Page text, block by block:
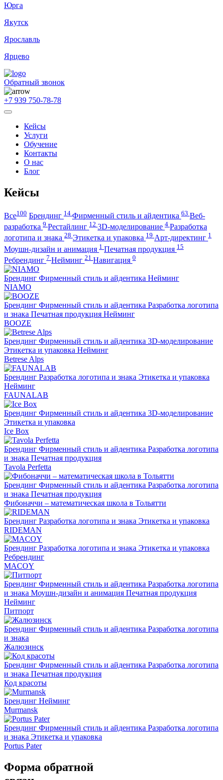
Юрга
Якутск
Ярославль
Ярцево
Обратный звонок
+7 939 750-78-78
Кейсы
Услуги
Обучение
Контакты
О нас
Блог
Кейсы
Все100 Брендинг 14 Фирменный стиль и айдентика 63 Веб-
разработка 9 Рестайлинг 12 3D-моделирование 4 Разработка
логотипа и знака 28 Этикетка и упаковка 19 Арт-директинг 1
Моушн-дизайн и анимация 1 Печатная продукция 15
Ребрендинг 7 Нейминг 21 Навигация 0
Брендинг Фирменный стиль и айдентика Нейминг
NIAMO
Брендинг Фирменный стиль и айдентика Разработка логотипа
и знака Печатная продукция Нейминг
BOOZE
Брендинг Фирменный стиль и айдентика 3D-моделирование
Этикетка и упаковка Нейминг
Betrese Alps
Брендинг Разработка логотипа и знака Этикетка и упаковка
Нейминг
FAUNALAB
Брендинг Фирменный стиль и айдентика 3D-моделирование
Этикетка и упаковка
Ice Box
Брендинг Фирменный стиль и айдентика Разработка логотипа
и знака Печатная продукция
Tavola Perfetta
Брендинг Фирменный стиль и айдентика Разработка логотипа
и знака Печатная продукция
Фибоначчи – математическая школа в Тольятти
Брендинг Разработка логотипа и знака Этикетка и упаковка
RIDEMAN
Брендинг Разработка логотипа и знака Этикетка и упаковка
Ребрендинг
MACOY
Брендинг Фирменный стиль и айдентика Разработка логотипа
и знака Моушн-дизайн и анимация Печатная продукция
Нейминг
Питпорт
Брендинг Фирменный стиль и айдентика Разработка логотипа
и знака
Жалюзинск
Брендинг Фирменный стиль и айдентика Разработка логотипа
и знака Печатная продукция
Код красоты
Брендинг Нейминг
Murmansk
Брендинг Фирменный стиль и айдентика Разработка логотипа
и знака Этикетка и упаковка
Portus Pater
Форма обратной